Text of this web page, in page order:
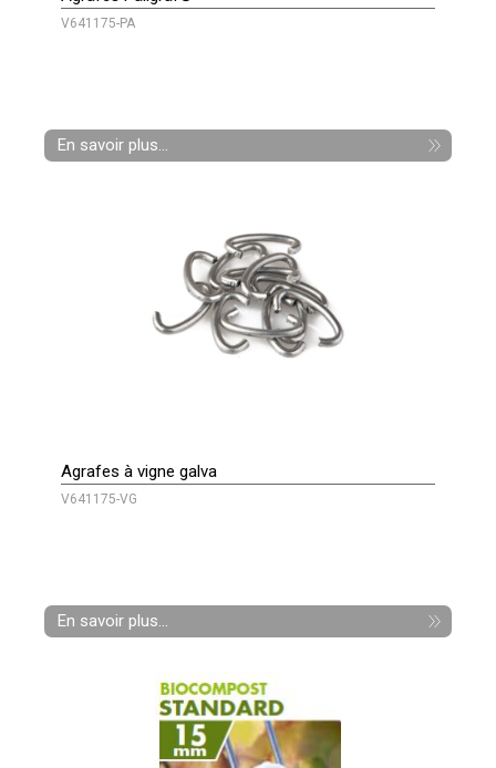
V641175-PA
En savoir plus...
Agrafes à vigne galva
V641175-VG
En savoir plus...